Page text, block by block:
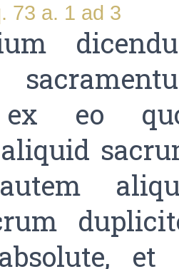
73 a. 1 ad 3
eo
et